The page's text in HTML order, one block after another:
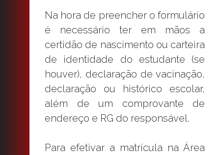
Na hora de preencher o formulário
é necessário ter em mãos a
certidão de nascimento ou carteira
de identidade do estudante (se
houver), declaração de vacinação,
declaração ou histórico escolar,
além de um comprovante de
endereço e RG do responsável.
Para efetivar a matrícula na Área